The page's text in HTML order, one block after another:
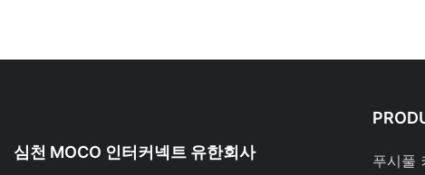
심천 MOCO 인터커넥트 유한회사
푸시풀